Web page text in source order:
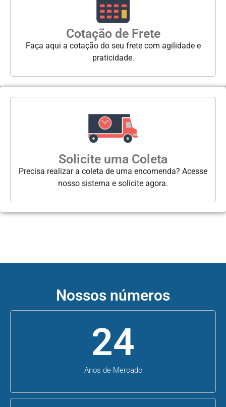
Cotação de Frete
Faça aqui a cotação do seu frete com agilidade e
praticidade.
Solicite uma Coleta
Precisa realizar a coleta de uma encomenda? Acesse
nosso sistema e solicite agora.
Nossos números
Anos de Mercado
24